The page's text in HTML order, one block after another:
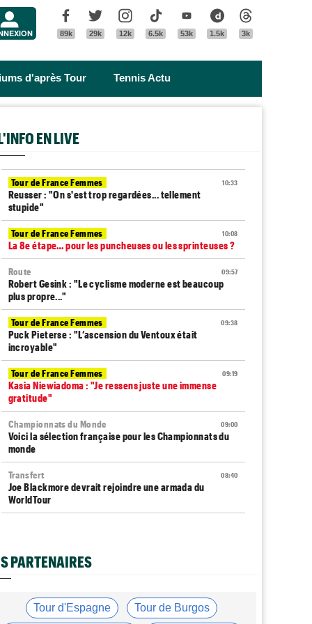
Facebook
89k
Twitter
29k
Instagram
12k
Tik Tok
6.5k
Youtube
53k
Dailymotion
1.5k 3k
d'après Tour Tennis Actu
EN LIVE
10:33
Tour de France Femmes
Reusser : "On s'est trop regardées... tellement
stupide"
10:08
Tour de France Femmes
La 8e étape… pour les puncheuses ou les sprinteuses ?
09:57
Route
Robert Gesink : "Le cyclisme moderne est beaucoup
plus propre..."
09:38
Tour de France Femmes
Puck Pieterse : "L’ascension du Ventoux était
incroyable"
09:19
Tour de France Femmes
Kasia Niewiadoma : "Je ressens juste une immense
gratitude"
09:00
Championnats du Monde
Voici la sélection française pour les Championnats du
monde
08:40
Transfert
Joe Blackmore devrait rejoindre une armada du
WorldTour
Tour de France Femmes
Tour
PARTENAIRES
Tour d'Espagne Tour de Burgos